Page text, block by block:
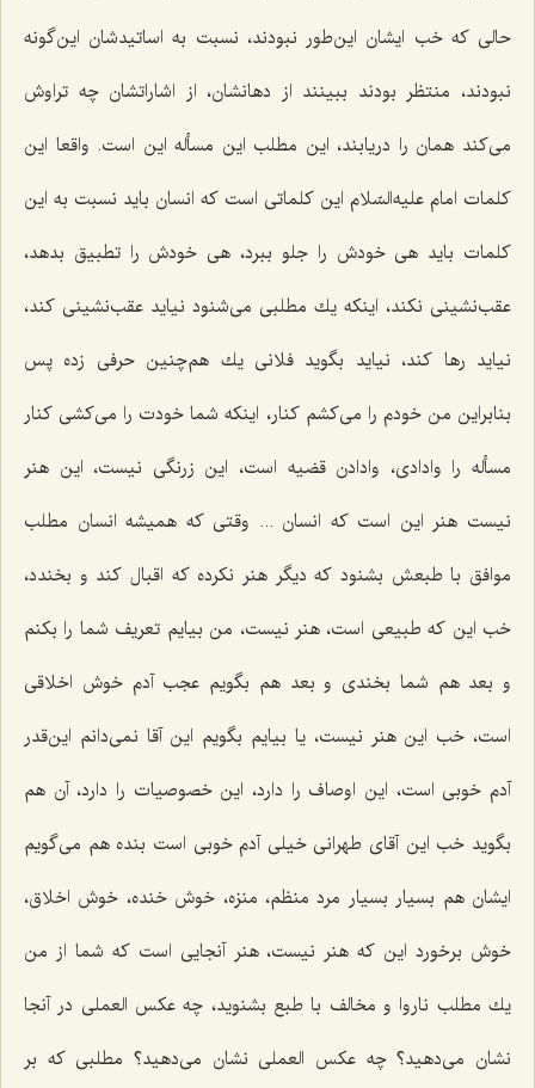
حالی كه خب ایشان این‌طور نبودند، نسبت به اساتیدشان این‌گونه
نبودند، منتظر بودند ببینند از دهانشان، از اشاراتشان چه تراوش
می‌كند همان را دریابند، این مطلب این مسأله این است. واقعا این
كلمات امام علیه‌السّلام این كلماتی است كه انسان باید نسبت به این
كلمات باید هی خودش را جلو ببرد، هی خودش را تطبیق بدهد،
عقب‌نشینی نكند، اینكه یك مطلبی می‌شنود نیاید عقب‌نشینی كند،
نیاید رها كند، نیاید بگوید فلانی یك هم‌چنین حرفی زده پس
بنابراین من خودم را می‌كشم كنار، اینكه شما خودت را می‌كشی كنار
مسأله را وادادی، وادادن قضیه است، این زرنگی نیست، این هنر
نیست هنر این است كه انسان ... وقتی كه همیشه انسان مطلب
موافق با طبعش بشنود كه دیگر هنر نكرده كه اقبال كند و بخندد،
خب این كه طبیعی است، هنر نیست، من بیایم تعریف شما را بكنم
و بعد هم شما بخندی و بعد هم بگویم عجب آدم خوش اخلاقی
است، خب این هنر نیست، یا بیایم بگویم این آقا نمی‌دانم این‌قدر
آدم خوبی است، این اوصاف را دارد، این خصوصیات را دارد، آن هم
بگوید خب این آقای طهرانی خیلی آدم خوبی است بنده هم می‌گویم
ایشان هم بسیار بسیار مرد منظم، منزه، خوش خنده، خوش اخلاق،
خوش برخورد این كه هنر نیست، هنر آنجایی است كه شما از من
یك مطلب ناروا و مخالف با طبع بشنوید، چه عكس العملی در آنجا
نشان می‌دهید؟ چه عكس العملی نشان می‌دهید؟ مطلبی كه بر